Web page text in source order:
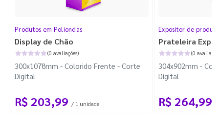
Produtos em Poliondas
Display de Chão
(0 avaliações)
300x1078mm - Colorido Frente - Corte
Digital
R$ 203,99 / 1 unidade
Expositor de
Prateleira
(0
304x902mm -
Digital
R$ 264,99